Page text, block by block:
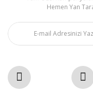
Hemen Yan